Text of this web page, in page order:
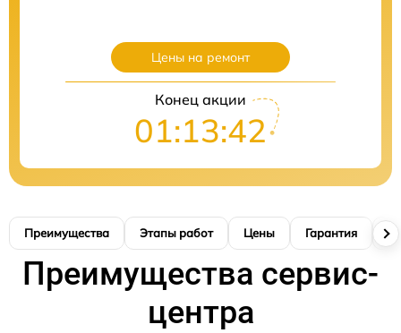
Цены на ремонт
Конец акции
01:13:41
Преимущества Этапы работ Цены Гарантия
Преимущества сервис-
центра